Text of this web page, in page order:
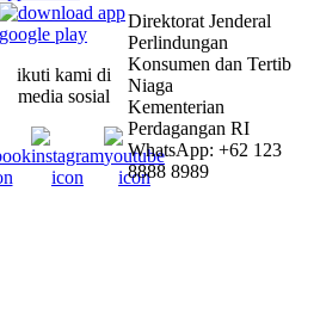
ikuti kami di
media sosial
Direktorat Jenderal
Perlindungan
Konsumen dan Tertib
Niaga
Kementerian
Perdagangan RI
WhatsApp: +62 123
8888 8989